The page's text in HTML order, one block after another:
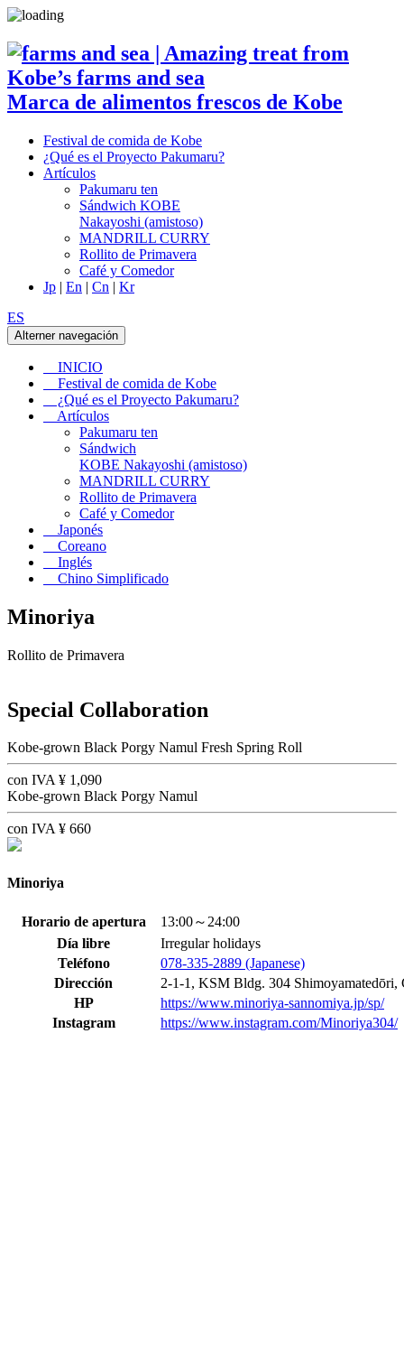
Marca de alimentos frescos de Kobe
Festival de comida de Kobe
¿Qué es el Proyecto Pakumaru?
Artículos
Pakumaru ten
Sándwich KOBE
Nakayoshi (amistoso)
MANDRILL CURRY
Rollito de Primavera
Café y Comedor
Jp | En | Cn | Kr
ES
Alterner navegación
INICIO
Festival de comida de Kobe
¿Qué es el Proyecto Pakumaru?
Artículos
Pakumaru ten
Sándwich
KOBE Nakayoshi (amistoso)
MANDRILL CURRY
Rollito de Primavera
Café y Comedor
Japonés
Coreano
Inglés
Chino Simplificado
Minoriya
Rollito de Primavera
Special Collaboration
Kobe-grown Black Porgy Namul Fresh Spring Roll
con IVA ¥ 1,090
Kobe-grown Black Porgy Namul
con IVA ¥ 660
Minoriya
Horario de apertura
13:00～24:00
Día libre
Irregular holidays
Teléfono
078-335-2889 (Japanese)
Dirección
2-1-1, KSM Bldg. 304 Shimoyamatedōri,
HP
https://www.minoriya-sannomiya.jp/sp/
Instagram
https://www.instagram.com/Minoriya304/